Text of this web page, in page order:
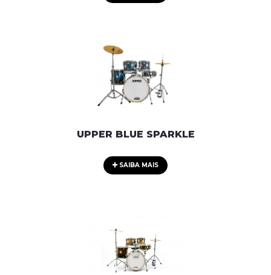
UPPER BLUE SPARKLE
SAIBA MAIS